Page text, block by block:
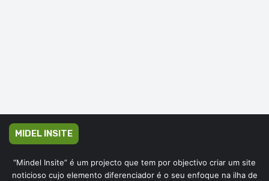
MIDEL INSITE
“Mindel Insite” é um projecto que tem por objectivo criar um site
noticioso cujo elemento diferenciador é o seu enfoque na ilha de